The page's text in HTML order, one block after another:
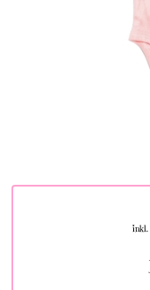
inkl.